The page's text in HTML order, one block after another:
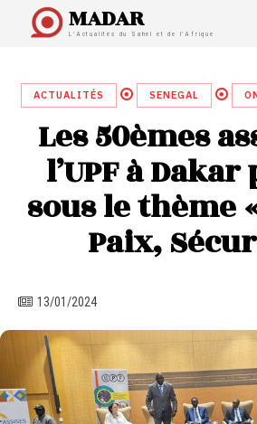
MADAR
L'Actualités du Sahel et de l'Afrique
ACTUALITÉS SENEGAL
Les 50èmes
l’UPF à
sous le thème
Paix,
13/01/2024